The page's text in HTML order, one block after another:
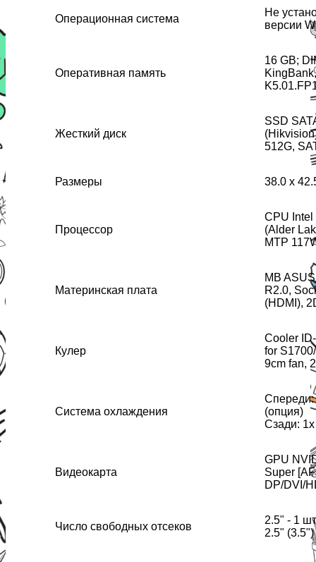
Операционная система
Не
версии
Оперативная память
16 GB;
Жесткий диск
SSD
512G,
Размеры 38.0 x
Процессор
СPU Intel
(Alder
MTP
Материнская плата
MB
R2.0,
(HDMI),
Кулер
Cooler
for
9cm fan,
Система охлаждения
Спереди:
(опция)
Сзади:
Видеокарта
GPU
Super
DP/DVI/
Число свободных отсеков
2.5" - 1 шт
2.5"